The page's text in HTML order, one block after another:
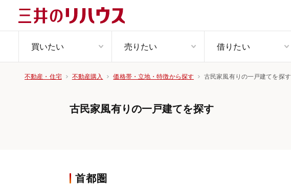
買いたい 売りたい 借りたい
不動産・住宅 不動産購入 価格帯・立地・特徴から探す 古民家風有りの一戸建てを探す
古民家風有りの一戸建てを探す
首都圏